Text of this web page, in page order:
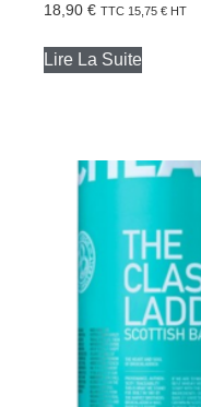
18,90 € TTC 15,75 € HT
Lire La Suite